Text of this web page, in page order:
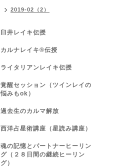
2019-02（2）
臼井レイキ伝授
カルナレイキ®伝授
ライタリアンレイキ伝授
覚醒セッション（ツインレイの
悩みもok）
過去生のカルマ解放
西洋占星術講座（星読み講座）
魂の記憶とパートナーヒーリン
グ（２８日間の継続ヒーリン
グ）